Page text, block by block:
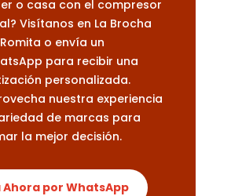
o casa con el compresor
Visítanos en La Brocha
o envía un
para recibir una
personalizada.
nuestra experiencia
de marcas para
la mejor decisión.
Ahora por WhatsApp